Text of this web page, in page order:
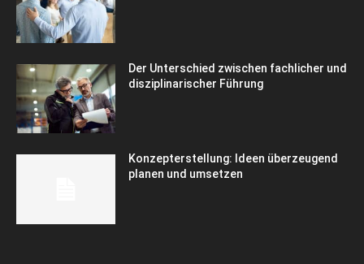
Der Unterschied zwischen fachlicher und
disziplinarischer Führung
Konzepterstellung: Ideen überzeugend
planen und umsetzen